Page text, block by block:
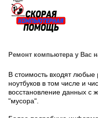
Ремонт компьютера у Вас
В стоимость входят
ноутбуков в том числе и
восстановление данных с
"мусора".